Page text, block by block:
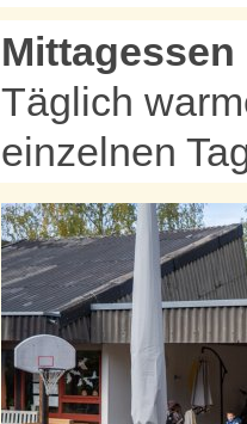
Mittagessen
Täglich
einzelnen